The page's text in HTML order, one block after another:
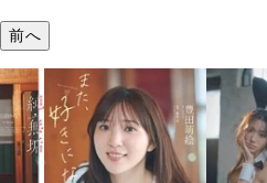
前へ